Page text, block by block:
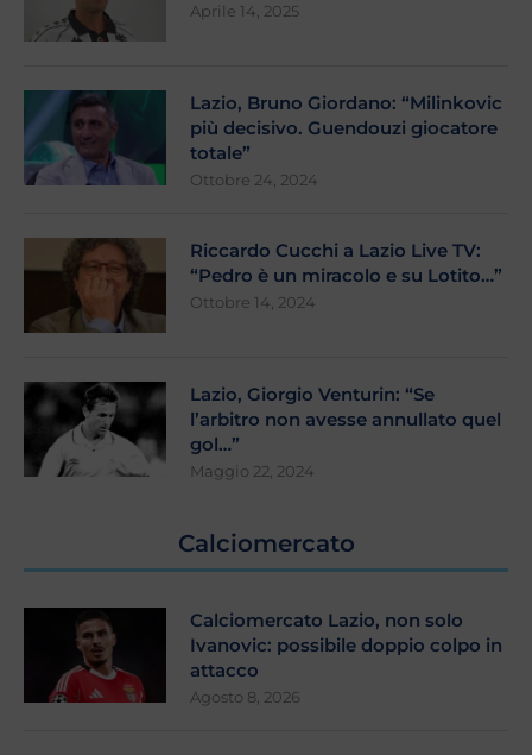
Aprile 14, 2025
Lazio, Bruno Giordano: “Milinkovic
più decisivo. Guendouzi giocatore
totale”
Ottobre 24, 2024
Riccardo Cucchi a Lazio Live TV:
“Pedro è un miracolo e su Lotito…”
Ottobre 14, 2024
Lazio, Giorgio Venturin: “Se
l’arbitro non avesse annullato quel
gol…”
Maggio 22, 2024
Calciomercato
Calciomercato Lazio, non solo
Ivanovic: possibile doppio colpo in
attacco
Agosto 8, 2026